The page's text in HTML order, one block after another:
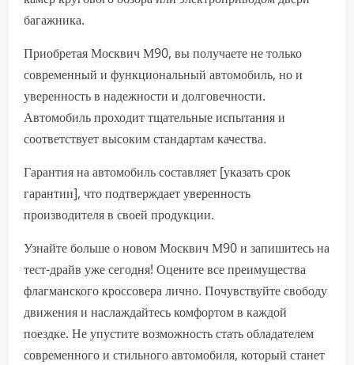
багажника.
Приобретая Москвич М90, вы получаете не только
современный и функциональный автомобиль, но и
уверенность в надежности и долговечности.
Автомобиль проходит тщательные испытания и
соответствует высоким стандартам качества.
Гарантия на автомобиль составляет [указать срок
гарантии], что подтверждает уверенность
производителя в своей продукции.
Узнайте больше о новом Москвич М90 и запишитесь на
тест-драйв уже сегодня! Оцените все преимущества
флагманского кроссовера лично. Почувствуйте свободу
движения и наслаждайтесь комфортом в каждой
поездке. Не упустите возможность стать обладателем
современного и стильного автомобиля, который станет